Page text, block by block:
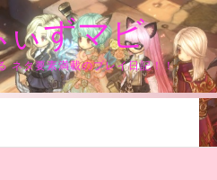
ぃずマビ
ネタ要素満載のプレイ日記！！